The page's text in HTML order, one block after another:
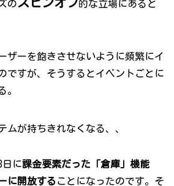
の
的な立場にあると
ザーを飽きさせないように頻繁にイ
ですが、そうするとイベントごとに
。
ムが持ちきれなくなる、、
日に課金要素だった「倉庫」機能
に開放する ことになったのです。そ